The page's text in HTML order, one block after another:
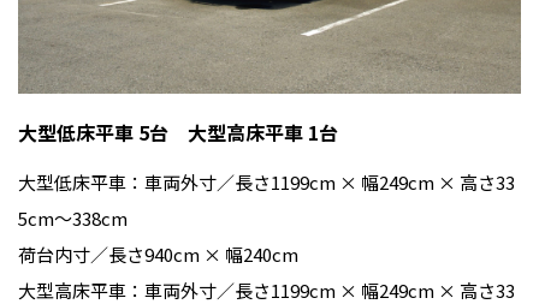
大型低床平車 5台 大型高床平車 1台
大型低床平車：車両外寸／長さ1199cm × 幅249cm × 高さ33
5cm〜338cm
荷台内寸／長さ940cm × 幅240cm
大型高床平車：車両外寸／長さ1199cm × 幅249cm × 高さ33